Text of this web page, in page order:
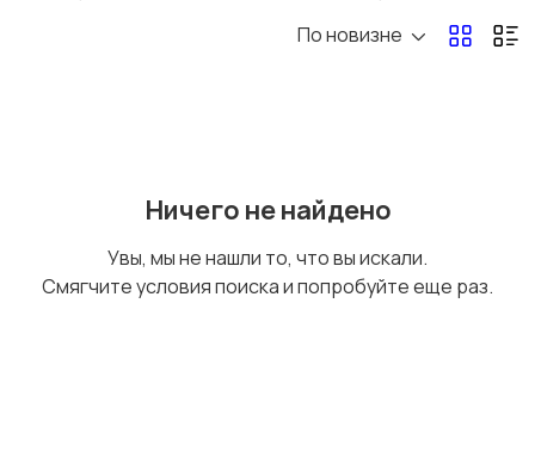
Нижнее белье
По новизне
Ничего не найдено
Увы, мы не нашли то, что вы искали.
Смягчите условия поиска и попробуйте еще раз.